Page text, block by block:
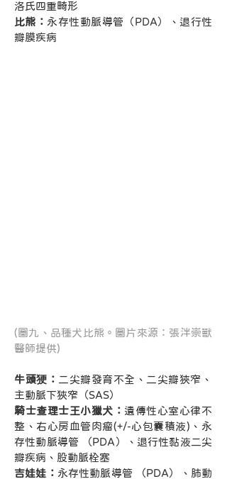
洛氏四重畸形
比熊： 永存性動脈導管（PDA）、退行性
瓣膜疾病
(圖九、品種犬比熊。圖片來源：張泮崇獸
醫師提供)
牛頭㹴： 二尖瓣發育不全、二尖瓣狹窄、
主動脈下狹窄（SAS）
騎士查理士王小獵犬： 遺傳性心室心律不
整、右心房血管肉瘤(+/-心包囊積液)、永
存性動脈導管 （PDA）、退行性黏液二尖
瓣疾病、股動脈栓塞
吉娃娃： 永存性動脈導管 （PDA）、肺動